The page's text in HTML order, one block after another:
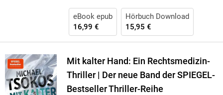
eBook epub
16,99 €
Hörbuch Download
15,95 €
Mit kalter Hand: Ein Rechtsmedizin-
Thriller | Der neue Band der SPIEGEL-
Bestseller Thriller-Reihe